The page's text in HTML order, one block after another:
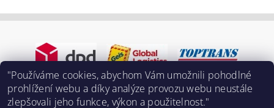
"Používáme cookies, abychom Vám umožnili pohodlné
prohlížení webu a díky analýze provozu webu neustále
zlepšovali jeho funkce, výkon a použitelnost."